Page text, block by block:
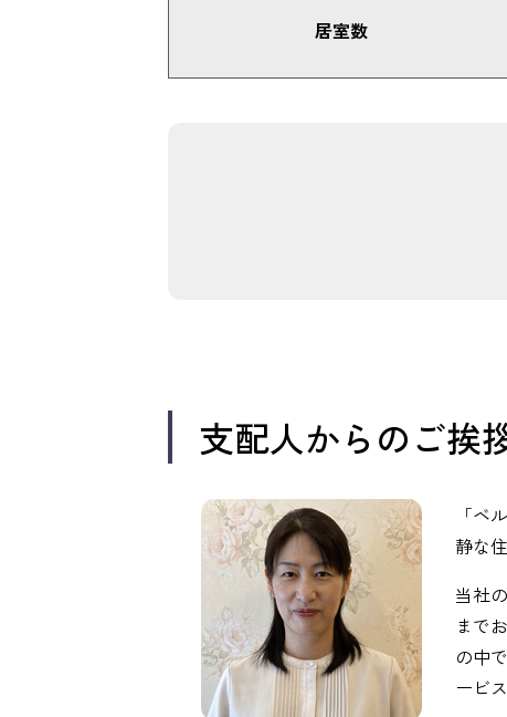
居室数
支配人からのご挨
「ベ
静な
当社
まで
の中
ービ